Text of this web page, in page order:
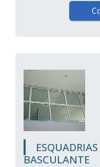
BASCULANTE